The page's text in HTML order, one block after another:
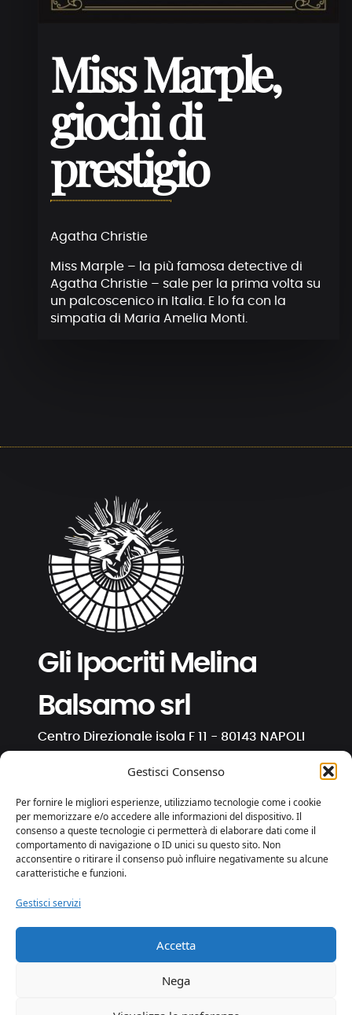
Gestisci Consenso
Per fornire le migliori esperienze, utilizziamo tecnologie come i cookie
per memorizzare e/o accedere alle informazioni del dispositivo. Il
consenso a queste tecnologie ci permetterà di elaborare dati come il
comportamento di navigazione o ID unici su questo sito. Non
acconsentire o ritirare il consenso può influire negativamente su alcune
caratteristiche e funzioni.
Gestisci servizi
Accetta
Nega
Miss Marple,
giochi di
prestigio
Agatha Christie
Miss Marple – la più famosa detective di
Agatha Christie – sale per la prima volta su
un palcoscenico in Italia. E lo fa con la
simpatia di Maria Amelia Monti.
Gli Ipocriti Melina
Balsamo srl
Centro Direzionale isola F 11 - 80143 NAPOLI
gli.ipocriti@pcert.it
⋅ ⋅ ⋅
Privacy e Cookies